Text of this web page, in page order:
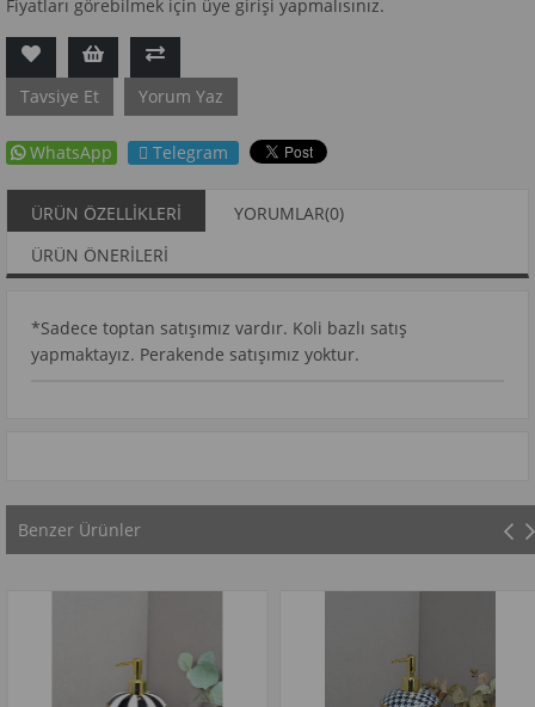
Fiyatları görebilmek için üye girişi yapmalısınız.
Tavsiye Et Yorum Yaz
WhatsApp Telegram
ÜRÜN ÖZELLIKLERI YORUMLAR(0)
ÜRÜN ÖNERILERI
*Sadece toptan satışımız vardır. Koli bazlı satış
yapmaktayız. Perakende satışımız yoktur.
Benzer Ürünler